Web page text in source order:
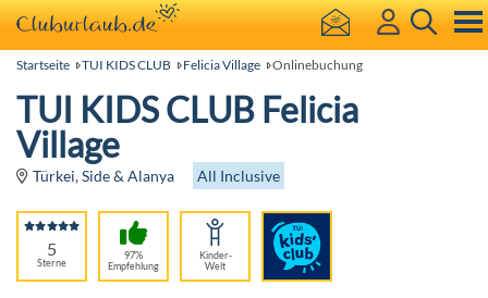
Startseite TUI KIDS CLUB Felicia Village Onlinebuchung
TUI KIDS CLUB Felicia
Village
Türkei, Side & Alanya All Inclusive
5
Sterne
97%
Empfehlung
Kinder-
Welt